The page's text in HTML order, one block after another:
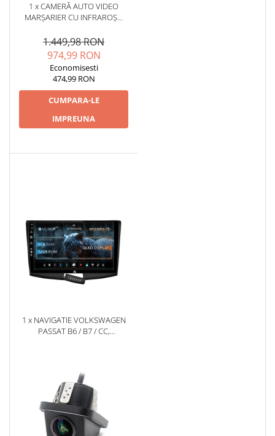
1 x CAMERĂ AUTO VIDEO
MARȘARIER CU INFRAROȘU
1920X1080P, UNGHI DESCHIS
155° - AD-BGCM10-G
1.449,98 RON
974,99 RON
Economisesti
474,99 RON
CUMPARA-LE
IMPREUNA
1 x NAVIGATIE VOLKSWAGEN
PASSAT B6 / B7 / CC,
BGRKIT025B